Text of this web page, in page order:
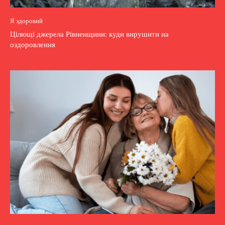
Я здоровий
Цілющі джерела Рівненщини: куди вирушити на
оздоровлення